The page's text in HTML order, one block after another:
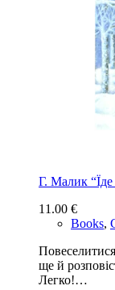
Г. Малик “Їде
11.00 €
Books,
ще й
Легко!…